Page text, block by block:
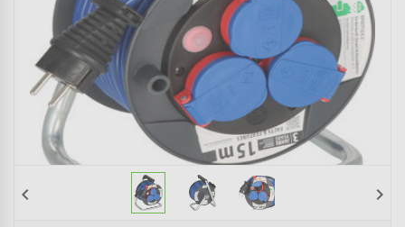
chevron_left chevron_right